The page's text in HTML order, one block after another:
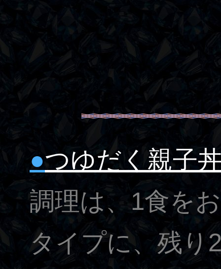
●つゆだく親子
調理は、1食を
タイプに、残り